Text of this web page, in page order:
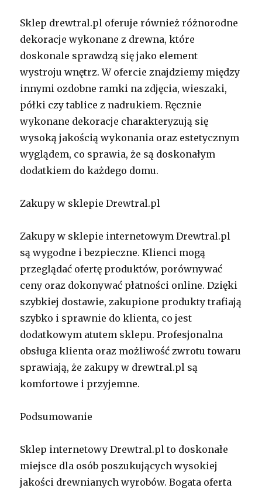
Sklep drewtral.pl oferuje również różnorodne
dekoracje wykonane z drewna, które
doskonale sprawdzą się jako element
wystroju wnętrz. W ofercie znajdziemy między
innymi ozdobne ramki na zdjęcia, wieszaki,
półki czy tablice z nadrukiem. Ręcznie
wykonane dekoracje charakteryzują się
wysoką jakością wykonania oraz estetycznym
wyglądem, co sprawia, że są doskonałym
dodatkiem do każdego domu.
Zakupy w sklepie Drewtral.pl
Zakupy w sklepie internetowym Drewtral.pl
są wygodne i bezpieczne. Klienci mogą
przeglądać ofertę produktów, porównywać
ceny oraz dokonywać płatności online. Dzięki
szybkiej dostawie, zakupione produkty trafiają
szybko i sprawnie do klienta, co jest
dodatkowym atutem sklepu. Profesjonalna
obsługa klienta oraz możliwość zwrotu towaru
sprawiają, że zakupy w drewtral.pl są
komfortowe i przyjemne.
Podsumowanie
Sklep internetowy Drewtral.pl to doskonałe
miejsce dla osób poszukujących wysokiej
jakości drewnianych wyrobów. Bogata oferta